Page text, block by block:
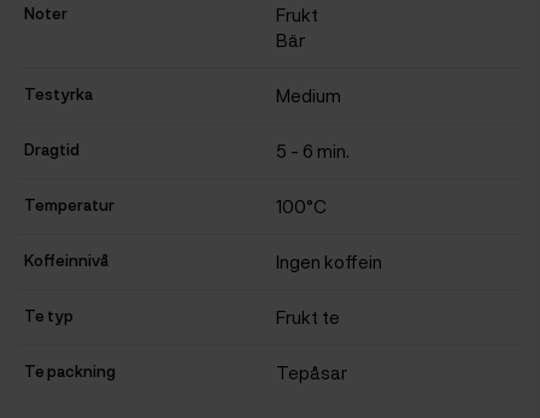
Noter
Frukt
Bär
Testyrka Medium
Dragtid 5 - 6 min.
Temperatur 100°C
Koffeinnivå Ingen koffein
Te typ Frukt te
Te packning Tepåsar